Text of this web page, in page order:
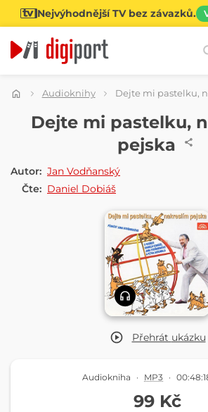
Nejvýhodnější TV bez závazků.
Kategorie
Audioknihy Dejte mi pastelku,
Přehrát ukázku
AUDIOKNIHA
Dejte mi pastelku,
pejska
Autor: Jan Vodňanský
Čte: Daniel Dobiáš
Audiokniha · MP3 ·
99 Kč